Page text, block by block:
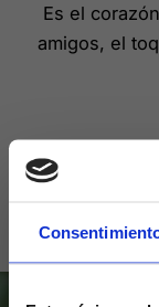
Es el
amigos, el